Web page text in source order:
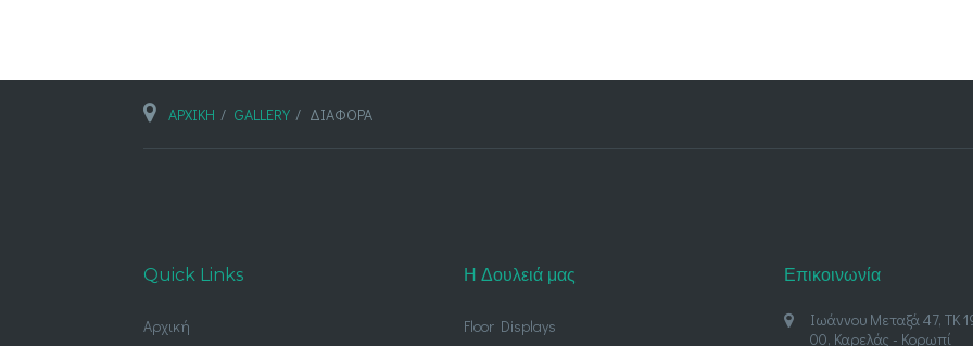
ΑΡΧΙΚΗ GALLERY ΔΙΑΦΟΡΑ
Quick Links
Αρχική
Η Δουλειά μας
Floor Displays
Επικοινωνία
Ιωάννου Μεταξά 47, ΤΚ
00, Καρελάς - Κορωπί